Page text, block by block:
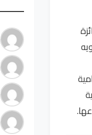
السامية